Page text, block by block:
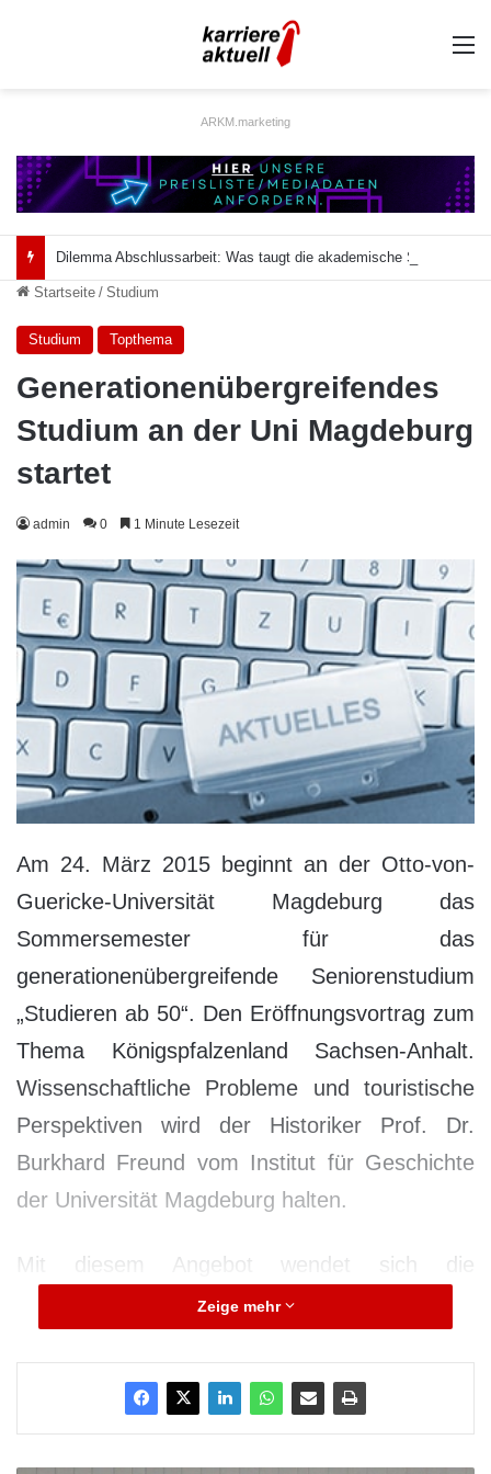
ARKM.marketing
Startseite / Studium
Studium Topthema
Generationenübergreifendes
Studium an der Uni Magdeburg
startet
admin 0 1 Minute Lesezeit
Am 24. März 2015 beginnt an der Otto-von-
Guericke-Universität Magdeburg das
Sommersemester für das
generationenübergreifende Seniorenstudium
„Studieren ab 50“. Den Eröffnungsvortrag zum
Thema Königspfalzenland Sachsen-Anhalt.
Wissenschaftliche Probleme und touristische
Perspektiven wird der Historiker Prof. Dr.
Burkhard Freund vom Institut für Geschichte
der Universität Magdeburg halten.
Mit diesem Angebot wendet sich die
Universität an interessierte ältere Bürgerinnen
wissenschaftliche Fragen interessieren und ihr
Wissen in Vorlesungen und Seminaren auf den
Zeige mehr